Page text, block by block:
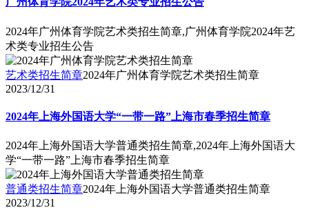
2024年广州体育学院艺术类招生简章,广州体育学院2024年艺
术类专业招生公告
艺术类招生简章2024年广州体育学院艺术类招生简章
2023/12/31
2024年上海外国语大学“一带一路”上海市春季招生简章
2024年上海外国语大学普通类招生简章,2024年上海外国语大
学“一带一路”上海市春季招生简章
普通类招生简章2024年上海外国语大学普通类招生简章
2023/12/31